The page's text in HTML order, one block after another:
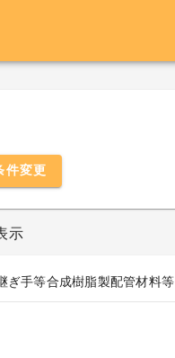
件変更
示
ぎ手等合成樹脂製配管材料等